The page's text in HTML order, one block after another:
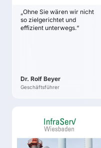
„Ohne Sie wären wir nicht
so zielgerichtet und
effizient unterwegs.“
Dr. Rolf Beyer
Geschäftsführer
INFRASERV
WIESBADEN
Peter Bartholomäus